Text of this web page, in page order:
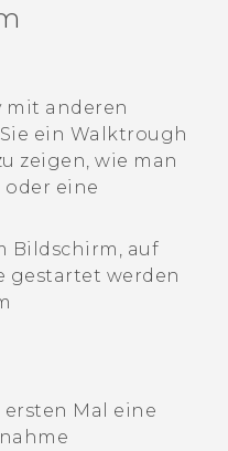
mit anderen
ein Walktrough
zeigen, wie man
eine
Bildschirm, auf
gestartet werden
ersten Mal eine